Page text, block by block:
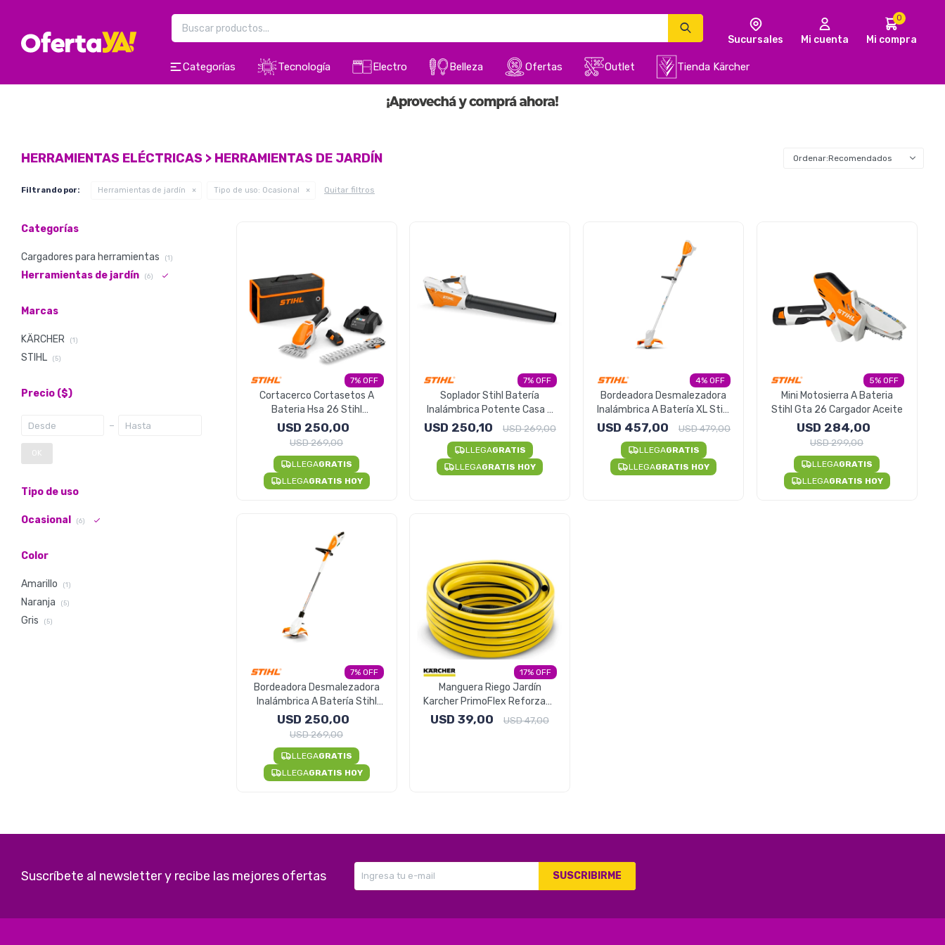
Categorías Tecnología Electro Belleza Ofertas Outlet Tienda Kärcher
0
HERRAMIENTAS ELÉCTRICAS > HERRAMIENTAS DE JARDÍN Recomendados
Filtrando por: Herramientas de jardín Tipo de uso: Ocasional Quitar filtros
7
Cortacerco Cortasetos A
Bateria Hsa 26 Stihl
Cortadora de Cerco
USD 250,00
USD269,00
LLEGAGRATIS
LLEGAGRATIS HOY
7
Soplador Stihl Batería
Inalámbrica Potente Casa Y
Jardín
USD 250,10 USD269,00
LLEGAGRATIS
LLEGAGRATIS HOY
4
Bordeadora Desmalezadora
Inalámbrica A Batería XL Stihl
FSA 56 / 57
USD 457,00 USD479,00
LLEGAGRATIS
LLEGAGRATIS HOY
5
Mini Motosierra A Bateria
Stihl Gta 26 Cargador Aceite
USD 284,00
USD299,00
LLEGAGRATIS
LLEGAGRATIS HOY
7
Bordeadora Desmalezadora
Inalámbrica A Batería Stihl
FSA 45
USD 250,00
USD269,00
LLEGAGRATIS
LLEGAGRATIS HOY
17
Manguera Riego Jardín
Karcher PrimoFlex Reforzada
20 Metros
USD 39,00 USD47,00
Categorías
Cargadores para herramientas (1)
Herramientas de jardín (6)
Marcas
KÄRCHER (1)
STIHL (5)
Precio ($)
OK
Tipo de uso
Ocasional (6)
Color
Amarillo (1)
Naranja (5)
Gris (5)
Suscríbete al newsletter y recibe las mejores ofertas SUSCRIBIRME